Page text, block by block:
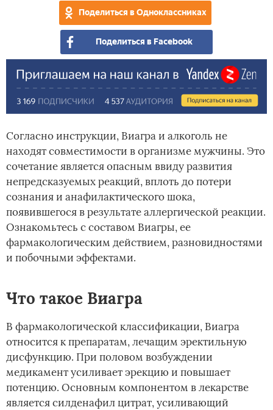
Поделиться в Одноклассниках
Поделиться в Facebook
Согласно инструкции, Виагра и алкоголь не
находят совместимости в организме мужчины. Это
сочетание является опасным ввиду развития
непредсказуемых реакций, вплоть до потери
сознания и анафилактического шока,
появившегося в результате аллергической реакции.
Ознакомьтесь с составом Виагры, ее
фармакологическим действием, разновидностями
и побочными эффектами.
Что такое Виагра
В фармакологической классификации, Виагра
относится к препаратам, лечащим эректильную
дисфункцию. При половом возбуждении
медикамент усиливает эрекцию и повышает
потенцию. Основным компонентом в лекарстве
является силденафил цитрат, усиливающий